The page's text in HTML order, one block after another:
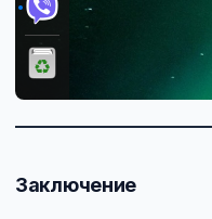
Заключение